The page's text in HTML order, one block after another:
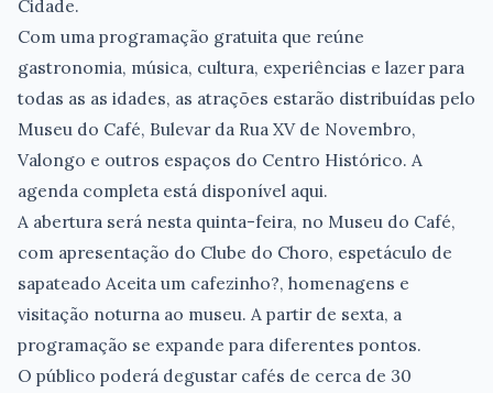
Cidade.
Com uma programação gratuita que reúne
gastronomia, música, cultura, experiências e lazer para
todas as as idades, as atrações estarão distribuídas pelo
Museu do Café, Bulevar da Rua XV de Novembro,
Valongo e outros espaços do Centro Histórico. A
agenda completa está disponível aqui.
A abertura será nesta quinta-feira, no Museu do Café,
com apresentação do Clube do Choro, espetáculo de
sapateado Aceita um cafezinho?, homenagens e
visitação noturna ao museu. A partir de sexta, a
programação se expande para diferentes pontos.
O público poderá degustar cafés de cerca de 30